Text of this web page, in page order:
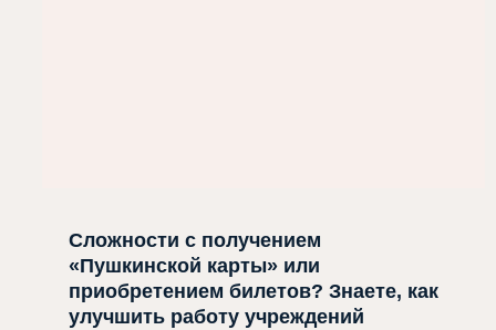
Сложности с получением
«Пушкинской карты» или
приобретением билетов? Знаете, как
улучшить работу учреждений